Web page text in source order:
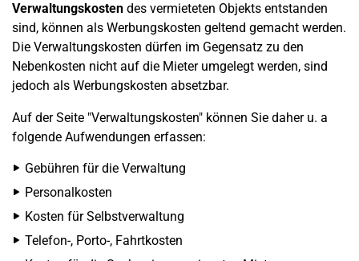
Verwaltungskosten des vermieteten Objekts entstanden
sind, können als Werbungskosten geltend gemacht werden.
Die Verwaltungskosten dürfen im Gegensatz zu den
Nebenkosten nicht auf die Mieter umgelegt werden, sind
jedoch als Werbungskosten absetzbar.
Auf der Seite "Verwaltungskosten" können Sie daher u. a
folgende Aufwendungen erfassen:
Gebühren für die Verwaltung
Personalkosten
Kosten für Selbstverwaltung
Telefon-, Porto-, Fahrtkosten